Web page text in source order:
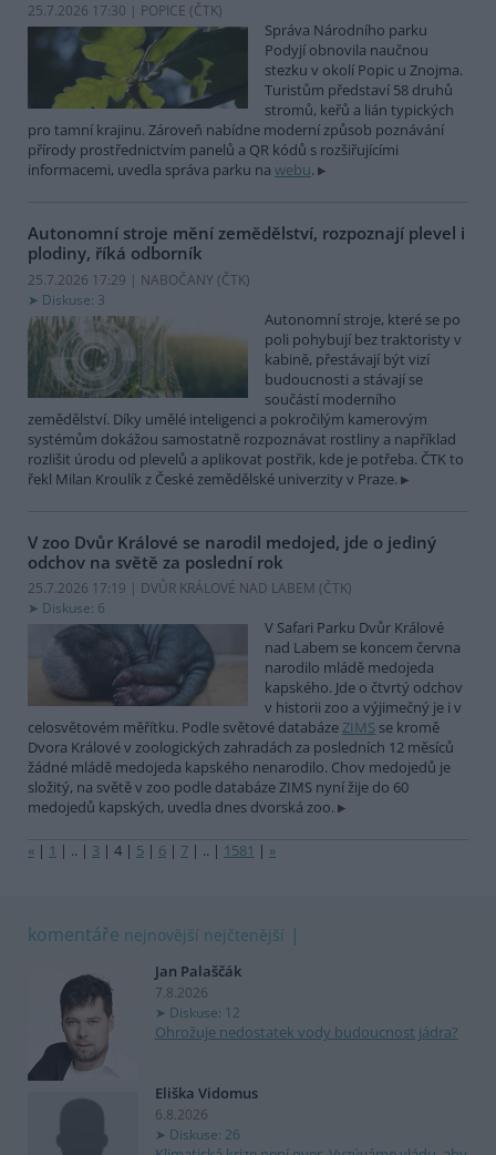
25.7.2026 17:30 | POPICE (ČTK)
Správa Národního parku
Podyjí obnovila naučnou
stezku v okolí Popic u Znojma.
Turistům představí 58 druhů
stromů, keřů a lián typických
pro tamní krajinu. Zároveň nabídne moderní způsob poznávání
přírody prostřednictvím panelů a QR kódů s rozšiřujícími
informacemi, uvedla správa parku na webu.
Autonomní stroje mění zemědělství, rozpoznají plevel i
plodiny, říká odborník
25.7.2026 17:29 | NABOČANY (ČTK)
Diskuse: 3
Autonomní stroje, které se po
poli pohybují bez traktoristy v
kabině, přestávají být vizí
budoucnosti a stávají se
součástí moderního
zemědělství. Díky umělé inteligenci a pokročilým kamerovým
systémům dokážou samostatně rozpoznávat rostliny a například
rozlišit úrodu od plevelů a aplikovat postřik, kde je potřeba. ČTK to
řekl Milan Kroulík z České zemědělské univerzity v Praze.
V zoo Dvůr Králové se narodil medojed, jde o jediný
odchov na světě za poslední rok
25.7.2026 17:19 | DVŮR KRÁLOVÉ NAD LABEM (ČTK)
Diskuse: 6
V Safari Parku Dvůr Králové
nad Labem se koncem června
narodilo mládě medojeda
kapského. Jde o čtvrtý odchov
v historii zoo a výjimečný je i v
celosvětovém měřítku. Podle světové databázeZIMS se kromě
Dvora Králové v zoologických zahradách za posledních 12 měsíců
žádné mládě medojeda kapského nenarodilo. Chov medojedů je
složitý, na světě v zoo podle databáze ZIMS nyní žije do 60
medojedů kapských, uvedla dnes dvorská zoo.
« | 1 | .. | 3 | 4 | 5 | 6 | 7 | .. | 1581 | »
komentáře nejnovější nejčtenější
Jan Palaščák
7.8.2026
Diskuse: 12
Ohrožuje nedostatek vody budoucnost jádra?
Eliška Vidomus
6.8.2026
Diskuse: 26